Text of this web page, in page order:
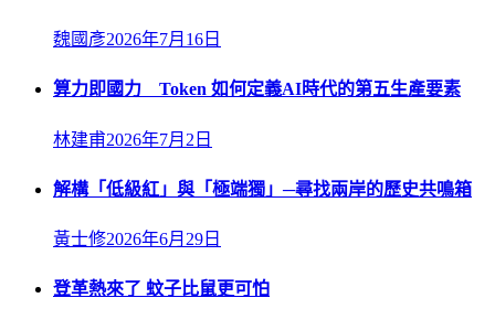
魏國彥2026年7月16日
算力即國力 Token 如何定義AI時代的第五生產要素
林建甫2026年7月2日
解構「低級紅」與「極端獨」─尋找兩岸的歷史共鳴箱
黃士修2026年6月29日
登革熱來了 蚊子比鼠更可怕